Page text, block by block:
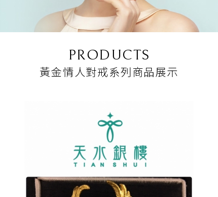
PRODUCTS
黃金情人對戒系列商品展示